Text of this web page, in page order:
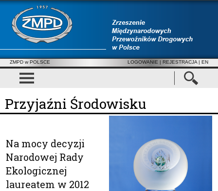
ZMPD w POLSCE LOGOWANIE | REJESTRACJA | EN
Przyjaźni Środowisku
Na mocy decyzji
Narodowej Rady
Ekologicznej
laureatem w 2012